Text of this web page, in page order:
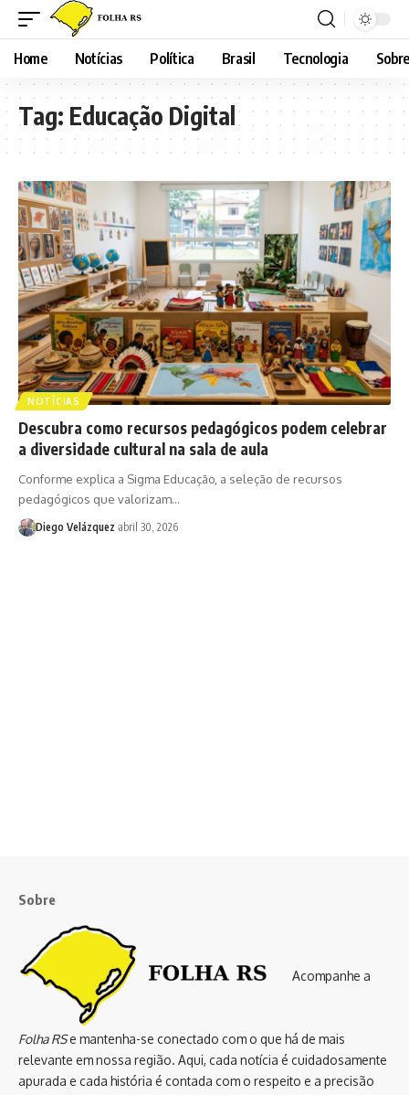
Home Notícias Política Brasil Tecnologia
Tag: Educação Digital
NOTÍCIAS
Descubra como recursos pedagógicos podem celebrar
a diversidade cultural na sala de aula
Conforme explica a Sigma Educação, a seleção de recursos
pedagógicos que valorizam…
Diego Velázquez abril 30, 2026
Sobre
Acompanhe a
Folha RSe mantenha-se conectado com o que há de mais
relevante em nossa região. Aqui, cada notícia é cuidadosamente
apurada e cada história é contada com o respeito e a precisão